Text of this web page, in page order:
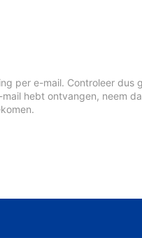
per e-mail. Controleer dus
hebt ontvangen, neem